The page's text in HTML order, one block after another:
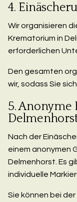
4.
Wir organisieren
Krematorium in
erforderlichen
Den gesamten
wir, sodass Sie
5. Anonyme
Nach der
einem anonymen
Delmenhorst. Es
individuelle
Sie können bei